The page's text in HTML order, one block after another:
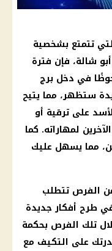
تتمتع بشخصية
شالة، فإن فترة
في دخل برج
ستظهر، مما يتيح
على ترقية أو
لمهاراته. كما
مما يسهل عليك
الفرص تتطلب
طرح أفكار جديدة
تلك الفرص بحكمة
على التكيف مع